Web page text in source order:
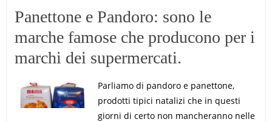
Panettone e Pandoro: sono le
marche famose che producono per i
marchi dei supermercati.
Parliamo di pandoro e panettone,
prodotti tipici natalizi che in questi
giorni di certo non mancheranno nelle